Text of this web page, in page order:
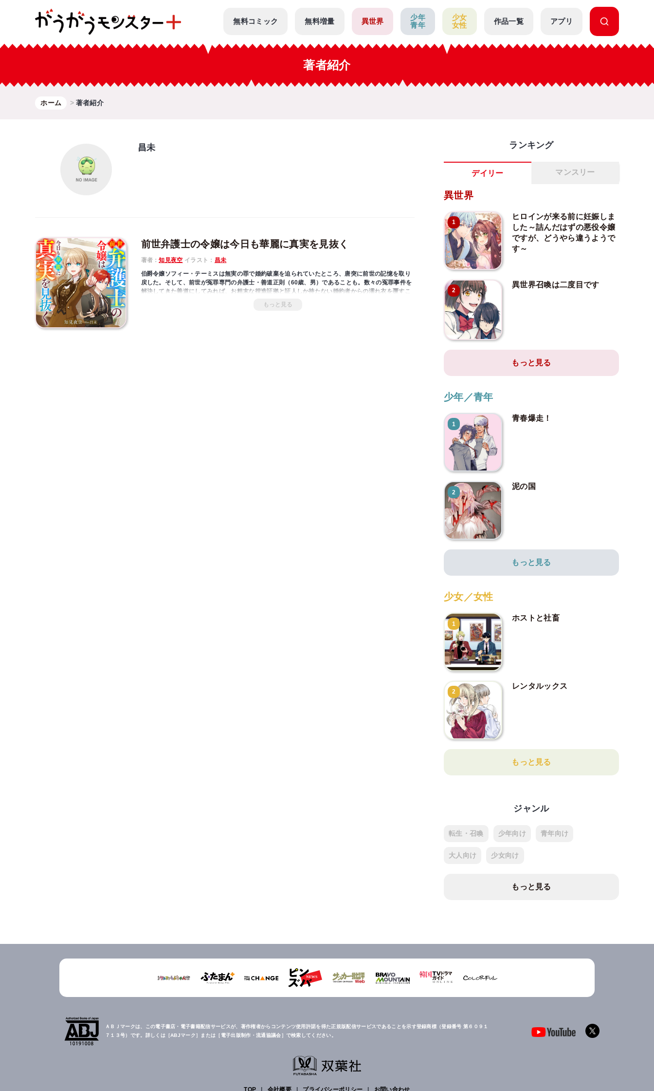
無料コミック 無料増量 異世界
少年
青年
少女
女性
作品一覧 アプリ
著者紹介
ホーム 著者紹介
昌未
前世弁護士の令嬢は今日も華麗に真実を見抜く
著者：知見夜空 イラスト： 昌未
伯爵令嬢ソフィー・テーミスは無実の罪で婚約破棄を迫られていたところ、唐突に前世の記憶を取り
戻した。そして、前世が冤罪専門の弁護士・善道正則（60歳、男）であることも。数々の冤罪事件を
解決してきた善道にしてみれば、お粗末な捏造証拠と証人しか持たない婚約者からの濡れ衣を覆すこ
弁護士の前世を思い出した令嬢は学園内の事件を次々と解決し、いつしか依頼が絶えない人気者に!?
もっと見る
ランキング
デイリー マンスリー
異世界
1
ヒロインが来る前に妊娠しま
した～詰んだはずの悪役令嬢
ですが、どうやら違うようで
す～
2
異世界召喚は二度目です
もっと見る
少年／青年
1
青春爆走！
2
泥の国
もっと見る
少女／女性
1
ホストと社畜
2
レンタルックス
もっと見る
ジャンル
転生・召喚 少年向け 青年向け
大人向け 少女向け
もっと見る
ＡＢＪマークは、この電子書店・電子書籍配信サービスが、著作権者からコンテンツ使用許諾を得た正規版配信サービスであることを示す登録商標（登録番号 第６０９１
７１３号）です。詳しくは［ABJマーク］または［電子出版制作・流通協議会］で検索してください。
TOP 会社概要 プライバシーポリシー お問い合わせ